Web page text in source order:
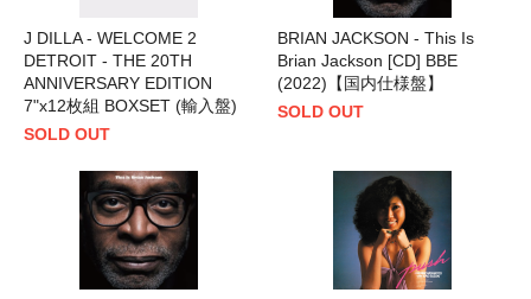
J DILLA - WELCOME 2
DETROIT - THE 20TH
ANNIVERSARY EDITION
7"x12枚組 BOXSET (輸入盤)
SOLD OUT
BRIAN JACKSON - This Is
Brian Jackson [CD] BBE
(2022)【国内仕様盤】
SOLD OUT